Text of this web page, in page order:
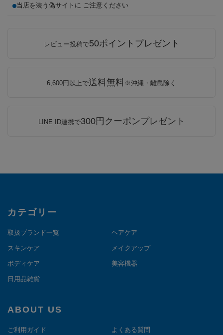
当店を装う偽サイトに ご注意ください
レビュー投稿で50ポイントプレゼント
6,600円以上で送料無料※沖縄・離島除く
LINE ID連携で300円クーポンプレゼント
カテゴリー
取扱ブランド一覧 ヘアケア
スキンケア メイクアップ
ボディケア 美容機器
日用品雑貨
ABOUT US
ご利用ガイド よくある質問